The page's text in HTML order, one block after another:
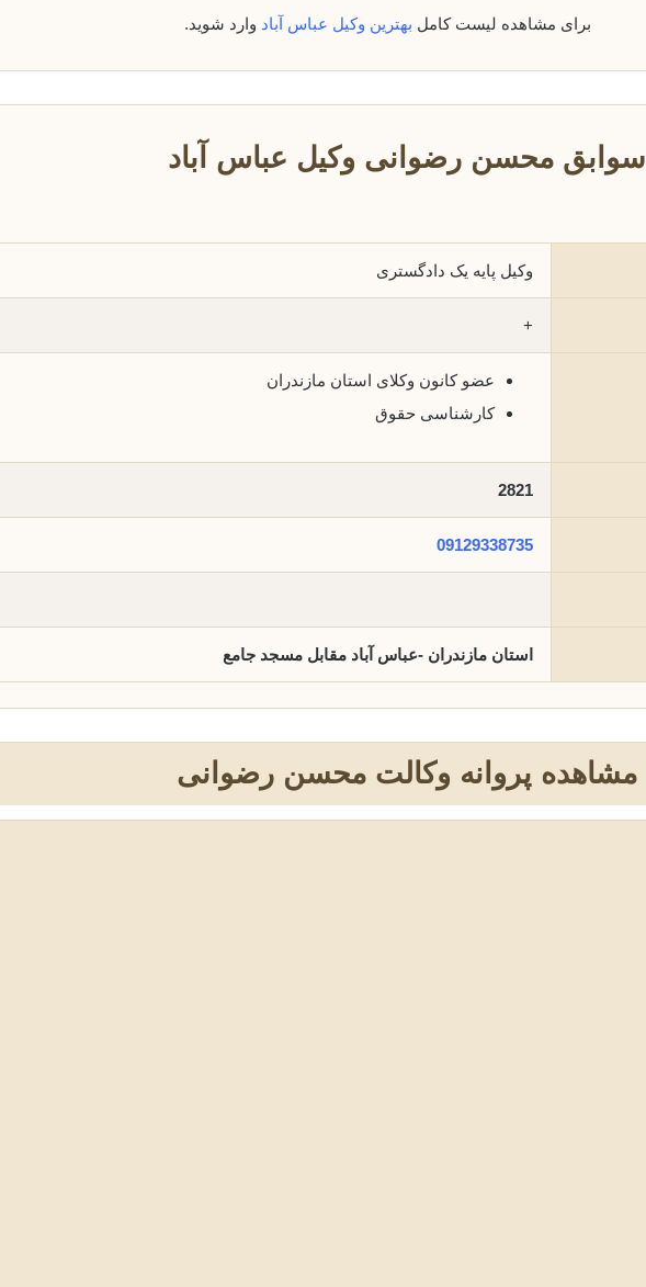
برای مشاهده لیست کامل بهترین وکیل عباس آباد وارد شوید.
سوابق محسن رضوانی وکیل عباس آباد
وکیل پایه یک دادگستری
+
عضو کانون وکلای استان مازندران
کارشناسی حقوق
2821
09129338735
استان مازندران -عباس آباد مقابل مسجد جامع
مشاهده پروانه وکالت محسن رضوانی